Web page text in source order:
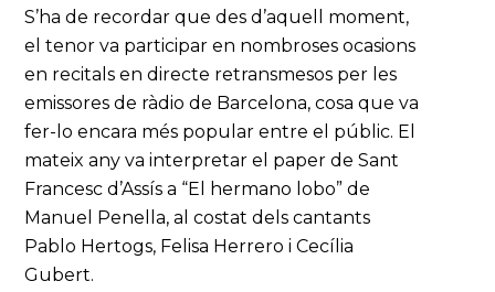
S’ha de recordar que des d’aquell moment,
el tenor va participar en nombroses ocasions
en recitals en directe retransmesos per les
emissores de ràdio de Barcelona, cosa que va
fer-lo encara més popular entre el públic. El
mateix any va interpretar el paper de Sant
Francesc d’Assís a “El hermano lobo” de
Manuel Penella, al costat dels cantants
Pablo Hertogs, Felisa Herrero i Cecília
Gubert.